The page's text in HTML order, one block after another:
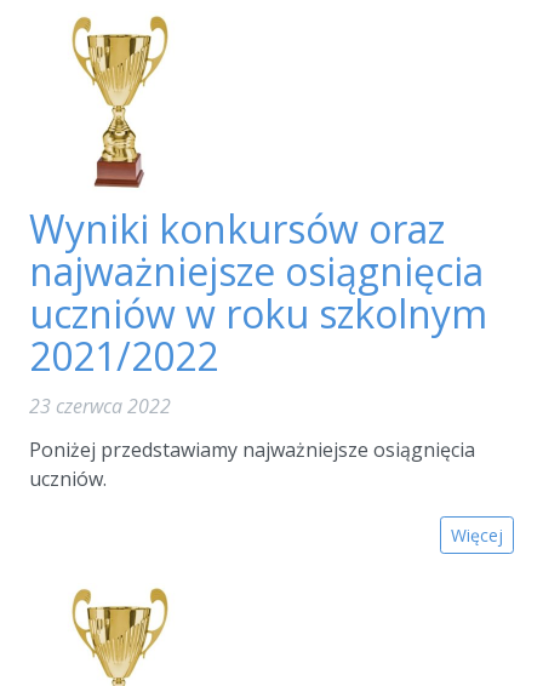
Wyniki konkursów oraz
najważniejsze osiągnięcia
uczniów w roku szkolnym
2021/2022
23 czerwca 2022
Poniżej przedstawiamy najważniejsze osiągnięcia
uczniów.
Więcej